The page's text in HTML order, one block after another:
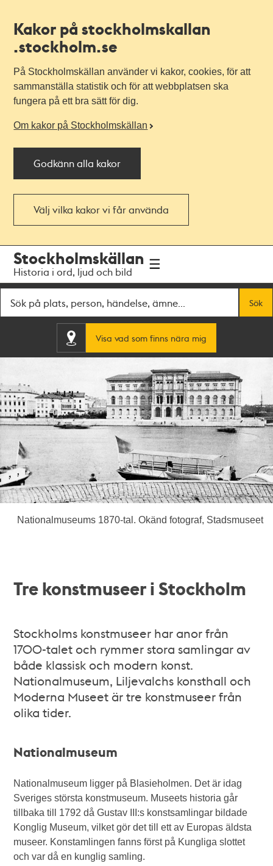
Kakor på stockholmskallan
.stockholm.se
På Stockholmskällan använder vi kakor, cookies, för att
sammanställa statistik och för att webbplatsen ska
fungera på ett bra sätt för dig.
Om kakor på Stockholmskällan
Godkänn alla kakor
Välj vilka kakor vi får använda
navigationen
huvudinnehållet
Stockholmskällan
Historia i ord, ljud och bild
Sök
Visa vad som finns nära mig
Nationalmuseums 1870-tal. Okänd fotograf, Stadsmuseet
Tre konstmuseer i Stockholm
Stockholms konstmuseer har anor från
1700-talet och rymmer stora samlingar av
både klassisk och modern konst.
Nationalmuseum, Liljevalchs konsthall och
Moderna Museet är tre konstmuseer från
olika tider.
Nationalmuseum
Nationalmuseum ligger på Blasieholmen. Det är idag
Sveriges största konstmuseum. Museets historia går
tillbaka till 1792 då Gustav III:s konstsamlingar bildade
Konglig Museum, vilket gör det till ett av Europas äldsta
museer. Konstamlingen fanns först på Kungliga slottet
och var då en kunglig samling.